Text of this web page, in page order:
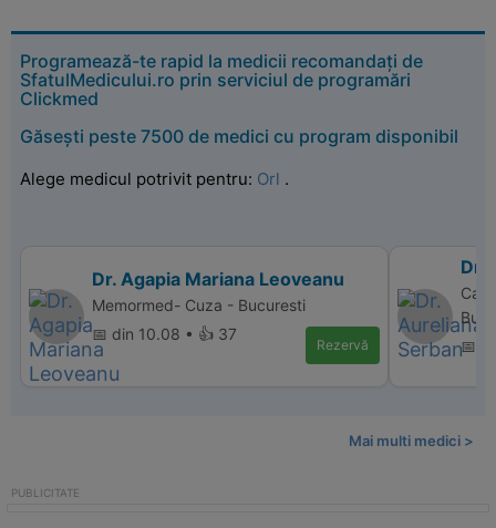
Programează-te rapid la medicii recomandați de
SfatulMedicului.ro prin serviciul de programări
Clickmed
Găsești peste 7500 de medici cu program disponibil
Alege medicul potrivit pentru: Orl .
Dr. Agapia Mariana Leoveanu
Memormed- Cuza - Bucuresti
📅 din 10.08 • 👍 37
Rezervă
Dr.
📅
Mai multi medici >